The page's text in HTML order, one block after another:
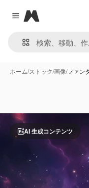
Close menu
Magnific
ホーム/ストック/画像/ファン
AI 生成コンテンツ